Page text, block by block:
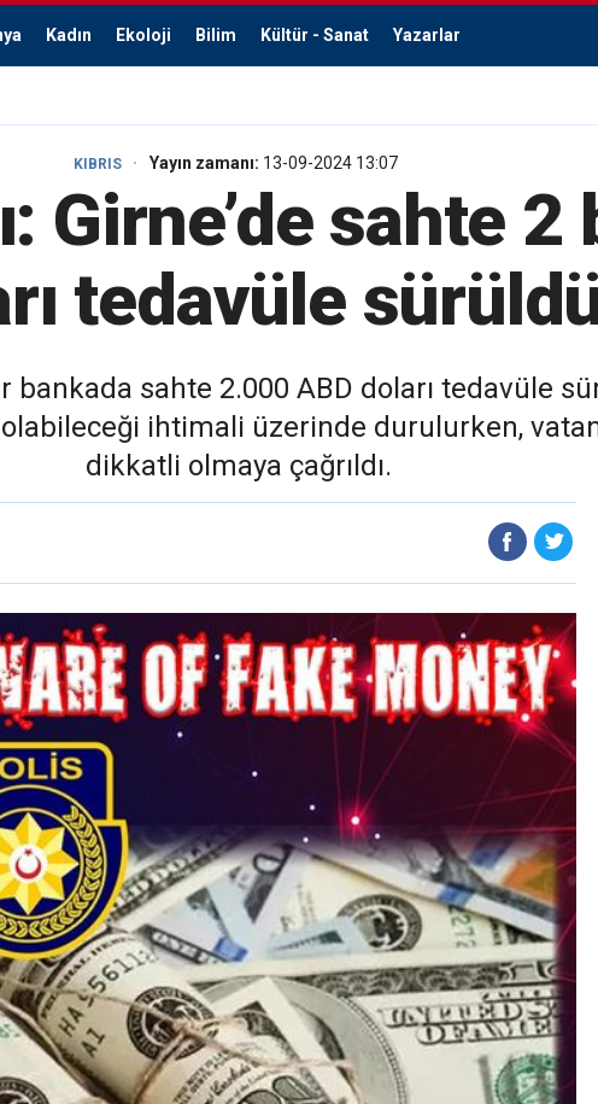
Kadın Ekoloji Bilim Kültür - Sanat Yazarlar
KIBRIS Yayın zamanı: 13-09-2024 13:07
Girne’de sahte 2
tedavüle
sahte 2.000 ABD doları tedavüle
ihtimali üzerinde durulurken,
dikkatli olmaya çağrıldı.